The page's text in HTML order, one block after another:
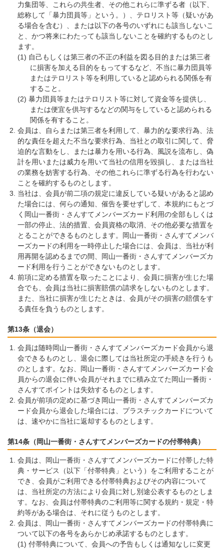
力集団等、これらの共生者、その他これらに準ずる者（以下、
総称して「暴力団員等」という。）、テロリスト等（疑いがあ
る場合を含む）、または以下の各号のいずれにも該当しないこ
と、かつ将来にわたっても該当しないことを確約するものとし
ます。
自己もしくは第三者の不正の利益を図る目的または第三者
に損害を加える目的をもってするなど、不当に暴力団員等
またはテロリスト等を利用していると認められる関係を有
すること。
暴力団員等またはテロリスト等に対して資金等を提供し、
または便宜を供与するなどの関与をしていると認められる
関係を有すること。
会員は、自らまたは第三者を利用して、暴力的な要求行為、法
的な責任を超えた不当な要求行為、当社との取引に関して、脅
迫的な言動をし、または暴力を用いる行為、風説を流布し、偽
計を用いまたは威力を用いて当社の信用を毀損し、または当社
の業務を妨害する行為、その他これらに準ずる行為を行わない
ことを確約するものとします。
当社は、会員が前二項の規定に違反している疑いがあると認め
た場合には、何らの通知、催告を要せずして、本規約にもとづ
く岡山一番街・さんすてメンバーズカード利用の全部もしくは
一部の停止、法的措置、会員資格の取消、その他必要な措置を
とることができるものとします。岡山一番街・さんすてメンバ
ーズカードの利用を一時停止した場合には、会員は、当社が利
用再開を認めるまでの間、岡山一番街・さんすてメンバーズカ
ード利用を行うことができないものとします。
前項に定める措置を取ったことにより、会員に損害が生じた場
合でも、会員は当社に損害賠償の請求をしないものとします。
また、当社に損害が生じたときは、会員がその損害の賠償をす
る責任を負うものとします。
第13条（退会）
会員は随時岡山一番街・さんすてメンバーズカード会員から退
会できるものとし、退会に際しては当社所定の手続きを行うも
のとします。なお、岡山一番街・さんすてメンバーズカード会
員からの退会に伴い会員がそれまでに積み立てた岡山一番街・
さんすてポイントは失効するものとします。
会員が前項の定めに基づき岡山一番街・さんすてメンバーズカ
ード会員から退会した場合には、プラスチックカードについて
は、速やかに当社に返却するものとします。
第14条（岡山一番街・さんすてメンバーズカードの付帯特典）
会員は、岡山一番街・さんすてメンバーズカードに付帯した特
典・サービス（以下「付帯特典」という）をご利用することが
でき、会員がご利用できる付帯特典およびその内容について
は、当社所定の方法により会員に対し別途公表するものとしま
す。なお、会員は付帯特典のご利用等に関する規約・規定・特
約等がある場合は、それに従うものとします。
会員は、岡山一番街・さんすてメンバーズカードの付帯特典に
ついて以下の各号をあらかじめ承諾するものとします。
付帯特典について、会員への予告もしくは通知なしに変更